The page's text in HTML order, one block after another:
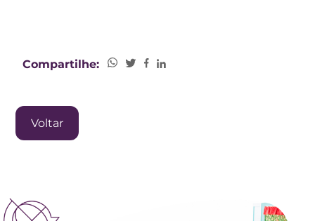
Compartilhe:
Voltar